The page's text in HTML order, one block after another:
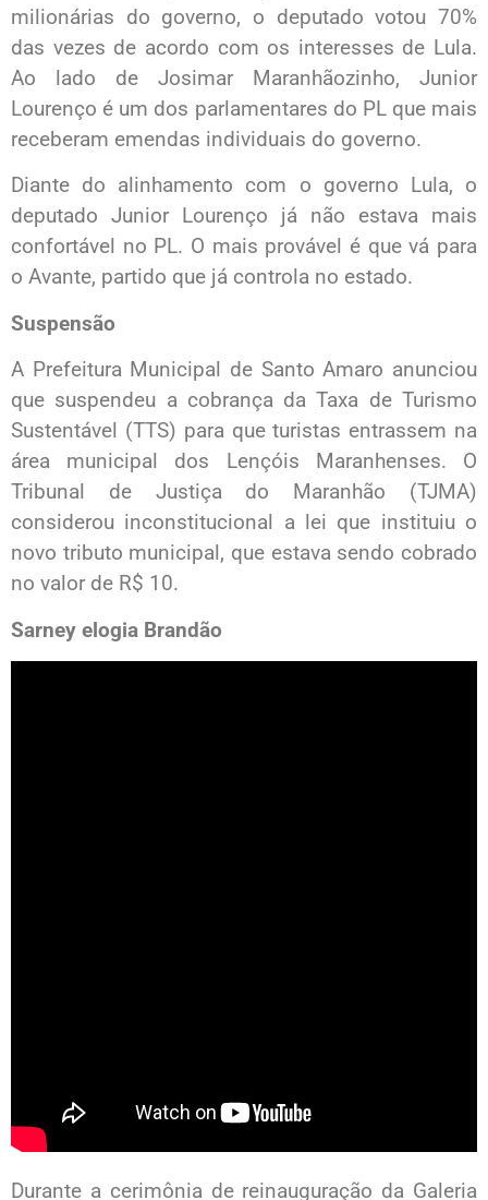
milionárias do governo, o deputado votou 70%
das vezes de acordo com os interesses de Lula.
Ao lado de Josimar Maranhãozinho, Junior
Lourenço é um dos parlamentares do PL que mais
receberam emendas individuais do governo.
Diante do alinhamento com o governo Lula, o
deputado Junior Lourenço já não estava mais
confortável no PL. O mais provável é que vá para
o Avante, partido que já controla no estado.
Suspensão
A Prefeitura Municipal de Santo Amaro anunciou
que suspendeu a cobrança da Taxa de Turismo
Sustentável (TTS) para que turistas entrassem na
área municipal dos Lençóis Maranhenses. O
Tribunal de Justiça do Maranhão (TJMA)
considerou inconstitucional a lei que instituiu o
novo tributo municipal, que estava sendo cobrado
no valor de R$ 10.
Sarney elogia Brandão
Durante a cerimônia de reinauguração da Galeria